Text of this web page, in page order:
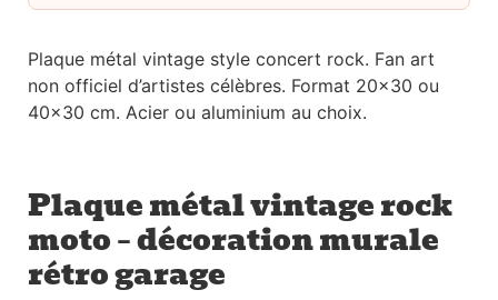
Plaque métal vintage style concert rock. Fan art
non officiel d’artistes célèbres. Format 20×30 ou
40×30 cm. Acier ou aluminium au choix.
Plaque métal vintage rock
moto – décoration murale
rétro garage